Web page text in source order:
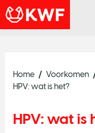
Home Voorkomen
HPV: wat is het?
HPV: wat is